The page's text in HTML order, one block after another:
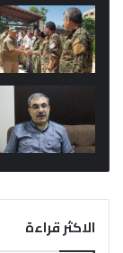
الاكثر قراءة